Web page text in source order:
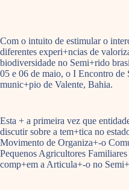
Com o intuito de estimular o
diferentes experi+ncias de
biodiversidade no Semi+rido
05 e 06 de maio, o I Encontro de
munic+pio de Valente, Bahia.
Esta + a primeira vez que
discutir sobre a tem+tica no
Movimento de Organiza+-o
Pequenos Agricultores
comp+em a Articula+-o no